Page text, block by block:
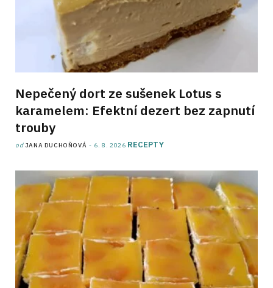
Nepečený dort ze sušenek Lotus s
karamelem: Efektní dezert bez zapnutí
trouby
od JANA DUCHOŇOVÁ 6. 8. 2026 RECEPTY